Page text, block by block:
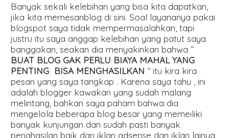
Banyak sekali kelebihan yang bisa kita dapatkan,
jika kita memesanblog di sini. Soal layananya pakai
blogspot saya tidak mempermasalahkan, tapi
justru itu saya anggap kelebihan yang patut saya
banggakan, seakan dia menyakinkan bahwa ”
BUAT BLOG GAK PERLU BIAYA MAHAL YANG
PENTING BISA MENGHASILKAN ” itu kira kira
pesan yang saya tangkap . Karena saya tahu , ini
adalah blogger kawakan yang sudah malang
melintang, bahkan saya paham bahwa dia
mengelola beberapa blog besar yang memeiliki
banyak kunjungan dan sudah pasti banyak
penghasilan baik dari iklan adsense dan iklan lainya